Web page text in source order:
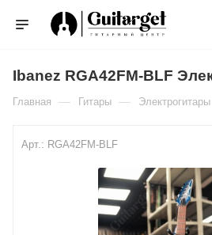
Ibanez RGA42FM-BLF
Главная — Гитары — Электрогитары
Арт.: RGA42FM-BLF